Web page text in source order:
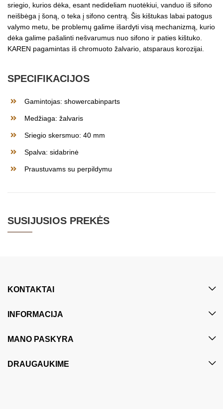
sriegio, kurios dėka, esant nedideliam nuotėkiui, vanduo iš sifono
neišbėga į šoną, o teka į sifono centrą. Šis kištukas labai patogus
valymo metu, be problemų galime išardyti visą mechanizmą, kurio
dėka galime pašalinti nešvarumus nuo sifono ir paties kištuko.
KAREN pagamintas iš chromuoto žalvario, atsparaus korozijai.
SPECIFIKACIJOS
Gamintojas: showercabinparts
Medžiaga: žalvaris
Sriegio skersmuo: 40 mm
Spalva: sidabrinė
Praustuvams su perpildymu
SUSIJUSIOS PREKĖS
KONTAKTAI
INFORMACIJA
MANO PASKYRA
DRAUGAUKIME